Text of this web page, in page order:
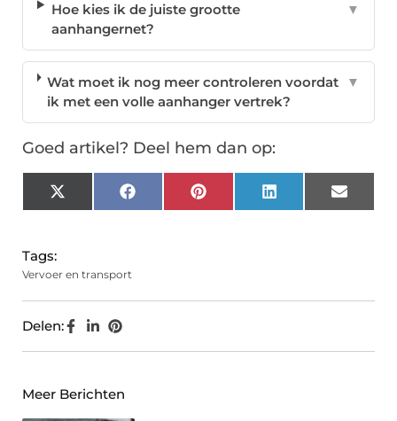
Hoe kies ik de juiste grootte
aanhangernet?
▼
Wat moet ik nog meer controleren voordat
ik met een volle aanhanger vertrek?
▼
Goed artikel? Deel hem dan op:
X
(Twitter)
FacebookPinterest LinkedIn Email
Tags:
Vervoer en transport
Delen:
Meer Berichten